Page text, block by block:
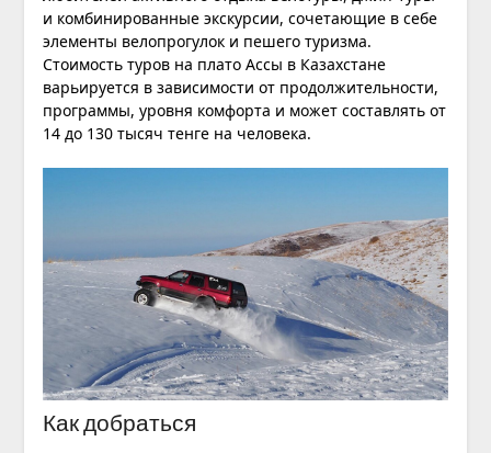
и комбинированные экскурсии, сочетающие в себе
элементы велопрогулок и пешего туризма.
Стоимость туров на плато Ассы в Казахстане
варьируется в зависимости от продолжительности,
программы, уровня комфорта и может составлять от
14 до 130 тысяч тенге на человека.
Как добраться